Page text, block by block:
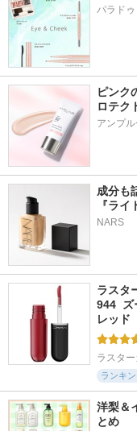
パラドゥ
ピンク
ロテク
アンプ
成分も
『ラ
NARS
ラスタ
944  ズ
レッド
ラスタ
ランキ
洋梨＆
とめ